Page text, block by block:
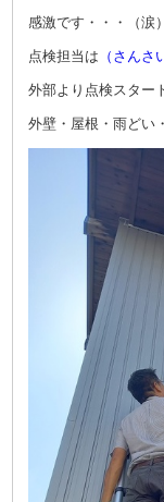
感激です・・・（涙）
点検担当は （さんさ
外部より点検スター
外壁・屋根・雨どい